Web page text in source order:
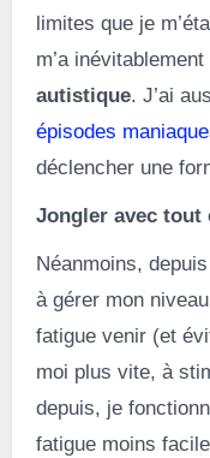
limites que je
m’a
autistique. J’ai
épisodes
déclencher une
Jongler avec tout
Néanmoins,
à gérer mon
fatigue venir (et
moi plus vite, à
depuis, je
fatigue moins